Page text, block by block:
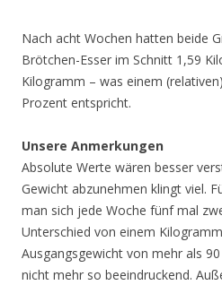
Nach acht Wochen hatten beide
Brötchen-Esser im Schnitt 1,59
Kilogramm – was einem
Prozent entspricht.
Unsere Anmerkungen
Absolute Werte wären besser
Gewicht abzunehmen klingt viel.
man sich jede Woche fünf mal
Unterschied von einem
Ausgangsgewicht von mehr als
nicht mehr so beeindruckend.